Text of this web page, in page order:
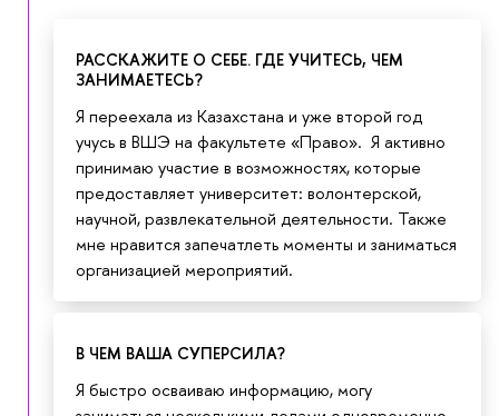
РАССКАЖИТЕ О СЕБЕ. ГДЕ УЧИТЕСЬ, ЧЕМ
ЗАНИМАЕТЕСЬ?
Я переехала из Казахстана и уже второй год
учусь в ВШЭ на факультете «Право». Я активно
принимаю участие в возможностях, которые
предоставляет университет: волонтерской,
научной, развлекательной деятельности. Также
мне нравится запечатлеть моменты и заниматься
организацией мероприятий.
В ЧЕМ ВАША СУПЕРСИЛА?
Я быстро осваиваю информацию, могу